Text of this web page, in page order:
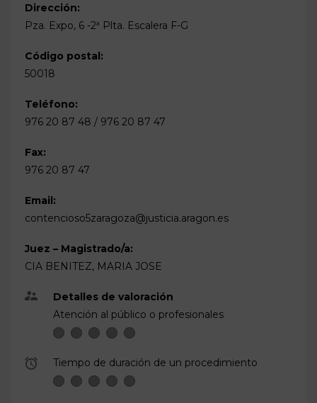
Dirección:
Pza. Expo, 6 -2ª Plta. Escalera F-G
Código postal:
50018
Teléfono:
976 20 87 48 / 976 20 87 47
Fax:
976 20 87 47
Email:
contencioso5zaragoza@justicia.aragon.es
Juez – Magistrado/a:
CIA BENITEZ, MARIA JOSE
Detalles de valoración
Atención al público o profesionales
Tiempo de duración de un procedimiento